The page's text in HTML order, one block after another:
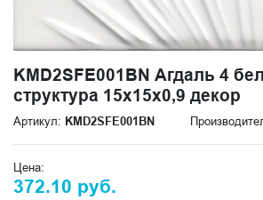
KMD2SFE001BN Агдаль 4
структура 15x15x0,9 декор
Артикул: KMD2SFE001BN
Цена:
372.10 руб.